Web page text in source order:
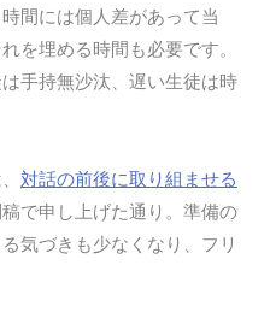
間には個人差があって当
を埋める時間も必要です。
手持無沙汰、遅い生徒は時
対話の前後に取り組ませる
で申し上げた通り。準備の
気づきも少なくなり、フリ